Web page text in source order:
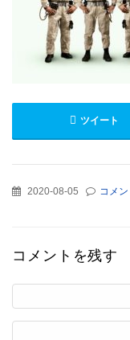
ツイート
2020-08-05 コメン
コメントを残す